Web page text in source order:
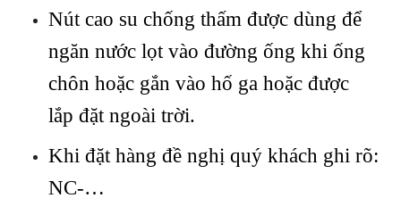
Nút cao su chống thấm được dùng để
ngăn nước lọt vào đường ống khi ống
chôn hoặc gắn vào hố ga hoặc được
lắp đặt ngoài trời.
Khi đặt hàng đề nghị quý khách ghi rõ:
NC-…